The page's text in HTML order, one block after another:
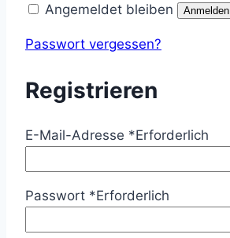
Angemeldet bleiben Anmelden
Passwort vergessen?
Registrieren
E-Mail-Adresse *Erforderlich
Passwort *Erforderlich